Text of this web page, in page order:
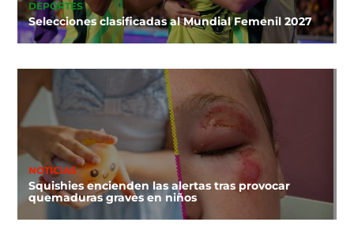
DEPORTES
Selecciones clasificadas al Mundial Femenil 2027
NOTICIAS
Squishies encienden las alertas tras provocar
quemaduras graves en niños